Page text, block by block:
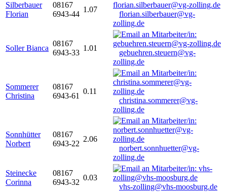
Silberbauer
Florian
08167
6943-44
1.07
florian.silberbauer@vg-
zolling.de
Soller Bianca
08167
6943-33
1.01
gebuehren.steuern@vg-
zolling.de
Sommerer
Christina
08167
6943-61
0.11
christina.sommerer@vg-
zolling.de
Sonnhütter
Norbert
08167
6943-22
2.06
norbert.sonnhuetter@vg-
zolling.de
Steinecke
Corinna
08167
6943-32
0.03
vhs-zolling@vhs-moosburg.de